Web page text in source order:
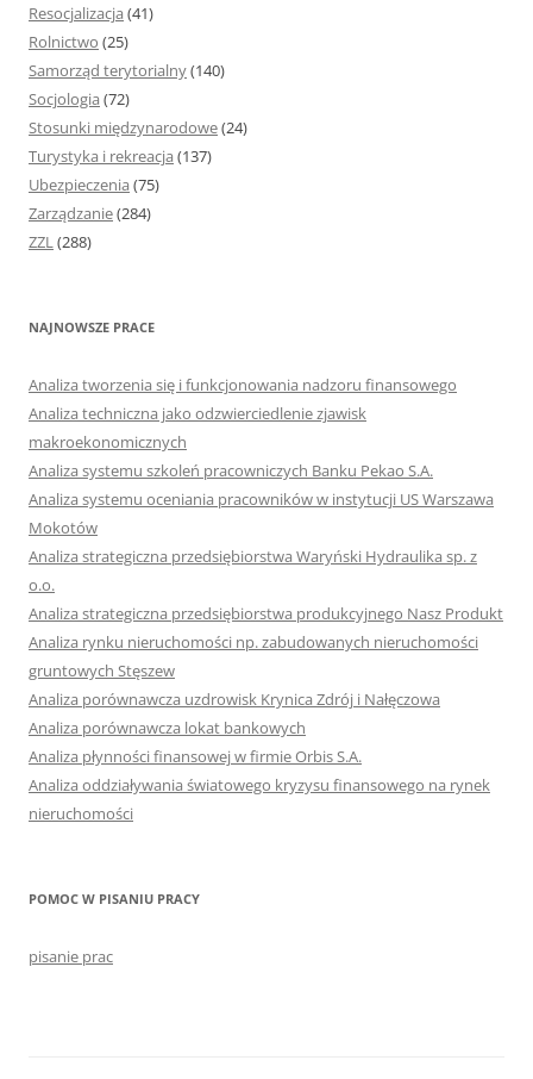
Resocjalizacja (41)
Rolnictwo (25)
Samorząd terytorialny(140)
Socjologia (72)
Stosunki międzynarodowe(24)
Turystyka i rekreacja (137)
Ubezpieczenia (75)
Zarządzanie(284)
ZZL(288)
NAJNOWSZE PRACE
Analiza tworzenia się i funkcjonowania nadzoru finansowego
Analiza techniczna jako odzwierciedlenie zjawisk
makroekonomicznych
Analiza systemu szkoleń pracowniczych Banku Pekao S.A.
Analiza systemu oceniania pracowników w instytucji US Warszawa
Mokotów
Analiza strategiczna przedsiębiorstwa Waryński Hydraulika sp. z
o.o.
Analiza strategiczna przedsiębiorstwa produkcyjnego Nasz Produkt
Analiza rynku nieruchomości np. zabudowanych nieruchomości
gruntowych Stęszew
Analiza porównawcza uzdrowisk Krynica Zdrój i Nałęczowa
Analiza porównawcza lokat bankowych
Analiza płynności finansowej w firmie Orbis S.A.
Analiza oddziaływania światowego kryzysu finansowego na rynek
nieruchomości
POMOC W PISANIU PRACY
pisanie prac